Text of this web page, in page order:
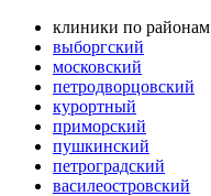
клиники по районам
выборгский
московский
петродворцовский
курортный
приморский
пушкинский
петроградский
василеостровский